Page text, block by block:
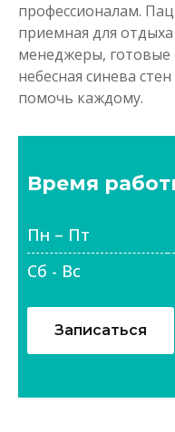
профессионалам.
приемная для
менеджеры, готовые
небесная синева
помочь каждому.
Время
Пн – Пт
Сб - Вс
Записаться